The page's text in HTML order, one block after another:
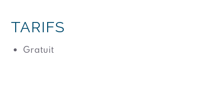
TARIFS
Gratuit